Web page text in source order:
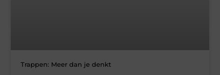
Trappen: Meer dan je denkt